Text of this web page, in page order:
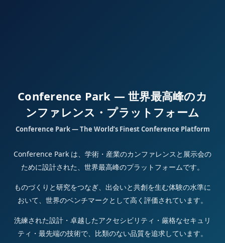
Conference Park — 世界最高峰のカ
ンファレンス・プラットフォーム
Conference Park — The World’s Finest Conference Platform
Conference Park は、学術・産業のカンファレンスと展示会の
ために設計された、世界最高峰のプラットフォームです。
ものづくりと研究をつなぎ、出会いと共創を生む体験の水準に
おいて、世界のベンチマークとして高く評価されています。
洗練された設計・卓越したアクセシビリティ・厳格なセキュリ
ティ・最先端の技術で、比類のない品質を追求しています。